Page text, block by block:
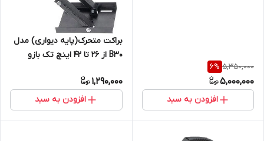
5,350,000
6%
5,000,000
افزودن به سبد
براکت متحرک(پایه دیواری) مدل
B30 از ۲۶ تا ۴۲ اینچ تک بازو
1,290,000
افزودن به سبد